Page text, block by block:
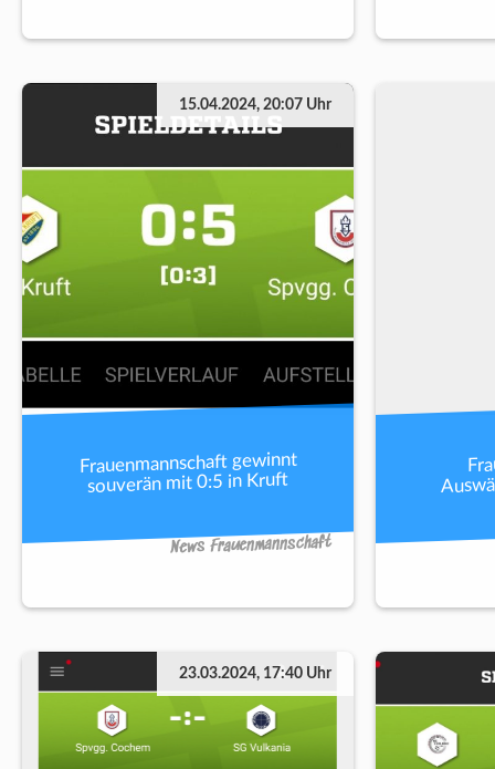
15.04.2024, 20:07 Uhr
Frauenmannschaft gewinnt
souverän mit 0:5 in Kruft
News Frauenmannschaft
23.03.2024, 17:40 Uhr